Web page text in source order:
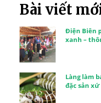
Bài viết
Điện Biên
xanh –
Làng làm
đặc sản